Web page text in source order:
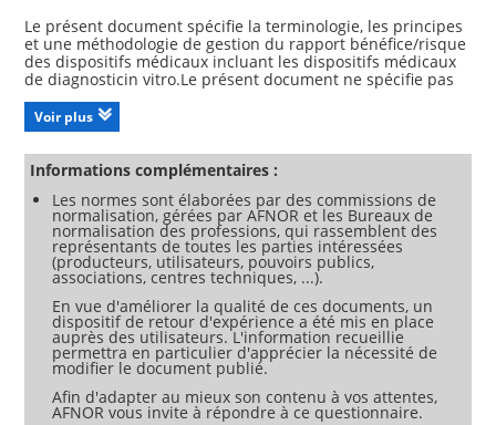
Le présent document spécifie la terminologie, les principes
et une méthodologie de gestion du rapport bénéfice/risque
des dispositifs médicaux incluant les dispositifs médicaux
de diagnosticin vitro.Le présent document ne spécifie pas
l'organisme définisse des méthodes d'évaluation de
l'acceptabilité du rapport bénéfice/risque pour chaque
utilisation prévue.Le présent document s'appuie sur les
activités de gestion des risques, d'ingénierie de l'aptitude à
l'utilisation, d'évaluation pré-clinique, d'évaluation clinique,
de suivi après commercialisation et sur le système de
management de la qualité, mis en place par l'organisme
selon les exigences règlementaires applicables.Le présent
document est destiné aux fabricants de dispositif médicaux
et aux autres parties prenantes, parmi lesquelles les
Voir plus
Informations complémentaires :
Les normes sont élaborées par des commissions de
normalisation, gérées par AFNOR et les Bureaux de
normalisation des professions, qui rassemblent des
représentants de toutes les parties intéressées
(producteurs, utilisateurs, pouvoirs publics,
associations, centres techniques, ...).
En vue d'améliorer la qualité de ces documents, un
dispositif de retour d'expérience a été mis en place
auprès des utilisateurs. L'information recueillie
permettra en particulier d'apprécier la nécessité de
modifier le document publié.
Afin d'adapter au mieux son contenu à vos attentes,
AFNOR vous invite à répondre à ce questionnaire.